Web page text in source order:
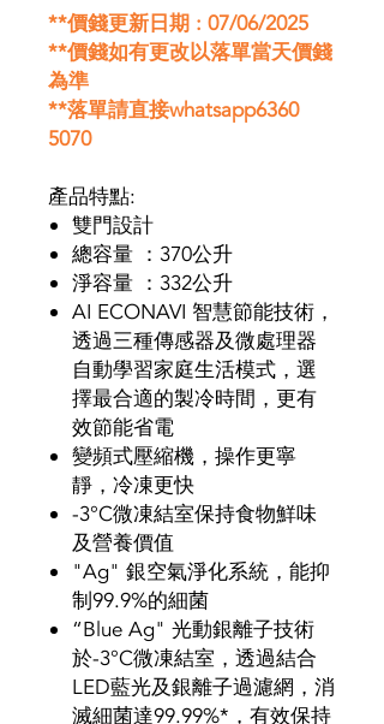
**價錢更新日期 : 07/06/2025
**價錢如有更改以落單當天價錢
為準
**落單請直接whatsapp6360
5070
產品特點:
雙門設計
總容量 ：370公升
淨容量 ：332公升
AI ECONAVI 智慧節能技術，
透過三種傳感器及微處理器
自動學習家庭生活模式，選
擇最合適的製冷時間，更有
效節能省電
變頻式壓縮機，操作更寧
靜，冷凍更快
-3°C微凍結室保持食物鮮味
及營養價值
"Ag" 銀空氣淨化系統，能抑
制99.9%的細菌
“Blue Ag" 光動銀離子技術
於-3°C微凍結室，透過結合
LED藍光及銀離子過濾網，消
滅細菌達99.99%*，有效保持